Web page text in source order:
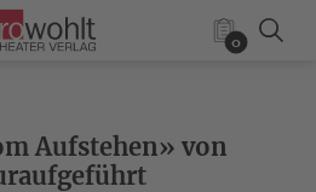
0
Aufstehen» von